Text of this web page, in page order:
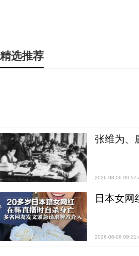
精选推荐
张维为、
2026-08-06
日本女网
2026-08-06